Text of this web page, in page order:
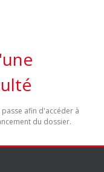
afin d'accéder à
du dossier.